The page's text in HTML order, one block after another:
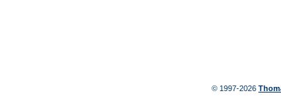
© 1997-2026